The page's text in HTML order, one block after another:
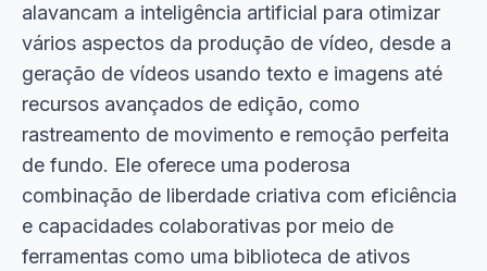
alavancam a inteligência artificial para otimizar
vários aspectos da produção de vídeo, desde a
geração de vídeos usando texto e imagens até
recursos avançados de edição, como
rastreamento de movimento e remoção perfeita
de fundo. Ele oferece uma poderosa
combinação de liberdade criativa com eficiência
e capacidades colaborativas por meio de
ferramentas como uma biblioteca de ativos